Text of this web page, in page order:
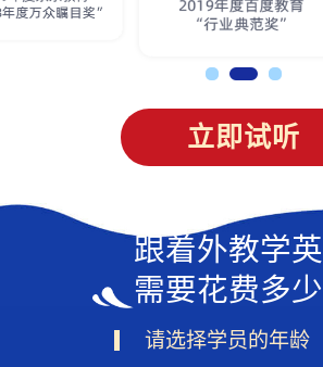
立即试听
跟着外教学
需要花费多
请选择学员的年龄